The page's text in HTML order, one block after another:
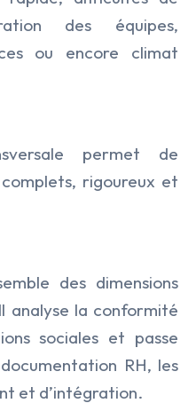
des équipes,
ou encore climat
permet de
rigoureux et
des dimensions
analyse la conformité
sociales et passe
RH, les
et d’intégration.